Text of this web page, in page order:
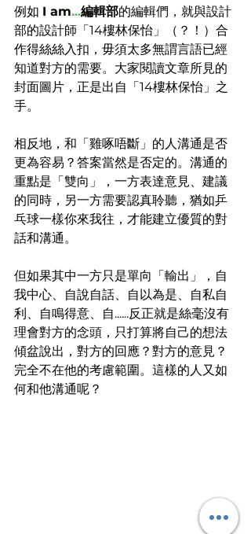
例如 I am...編輯部的編輯們，就與設計
部的設計師「14樓林保怡」（？！）合
作得絲絲入扣，毋須太多無謂言語已經
知道對方的需要。大家閱讀文章所見的
封面圖片，正是出自「14樓林保怡」之
手。
相反地，和「雞啄唔斷」的人溝通是否
更為容易？答案當然是否定的。溝通的
重點是「雙向」，一方表達意見、建議
的同時，另一方需要認真聆聽，猶如乒
乓球一樣你來我往，才能建立優質的對
話和溝通。
但如果其中一方只是單向「輸出」，自
我中心、自說自話、自以為是、自私自
利、自鳴得意、自......反正就是絲毫沒有
理會對方的念頭，只打算將自己的想法
傾盆說出，對方的回應？對方的意見？
完全不在他的考慮範圍。這樣的人又如
何和他溝通呢？